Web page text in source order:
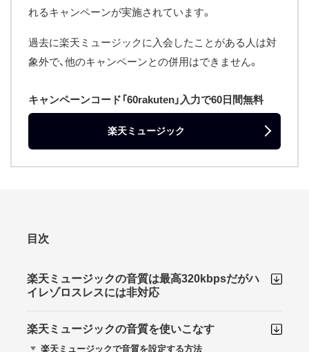
れるキャンペーンが実施されています。
過去に楽天ミュージックに入会したことがある人は対
象外で、他のキャンペーンとの併用はできません。
キャンペーンコード「60rakuten」入力で60日間無料
楽天ミュージック
目次
楽天ミュージックの音質は最高320kbpsだがハ
イレゾロスレスには非対応
楽天ミュージックの音質を使いこなす
楽天ミュージックで音質を設定する方法